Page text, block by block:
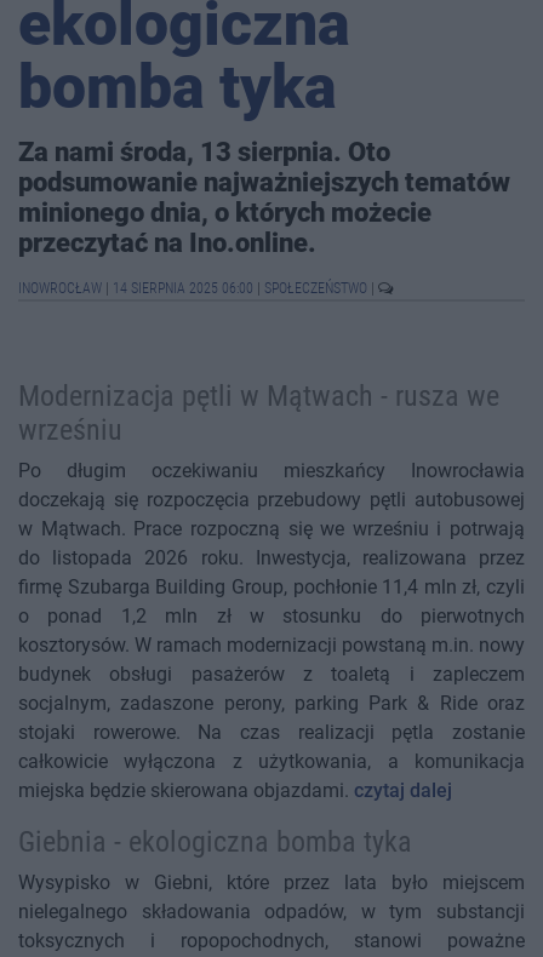
ekologiczna
bomba tyka
Za nami środa, 13 sierpnia. Oto
podsumowanie najważniejszych tematów
minionego dnia, o których możecie
przeczytać na Ino.online.
INOWROCŁAW 14 SIERPNIA 2025 06:00 SPOŁECZEŃSTWO
Modernizacja pętli w Mątwach - rusza we
wrześniu
Po długim oczekiwaniu mieszkańcy Inowrocławia
doczekają się rozpoczęcia przebudowy pętli autobusowej
w Mątwach. Prace rozpoczną się we wrześniu i potrwają
do listopada 2026 roku. Inwestycja, realizowana przez
firmę Szubarga Building Group, pochłonie 11,4 mln zł, czyli
o ponad 1,2 mln zł w stosunku do pierwotnych
kosztorysów. W ramach modernizacji powstaną m.in. nowy
budynek obsługi pasażerów z toaletą i zapleczem
socjalnym, zadaszone perony, parking Park & Ride oraz
stojaki rowerowe. Na czas realizacji pętla zostanie
całkowicie wyłączona z użytkowania, a komunikacja
miejska będzie skierowana objazdami. czytaj dalej
Giebnia - ekologiczna bomba tyka
Wysypisko w Giebni, które przez lata było miejscem
nielegalnego składowania odpadów, w tym substancji
toksycznych i ropopochodnych, stanowi poważne